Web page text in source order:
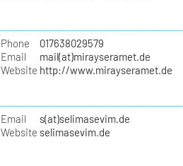
Phone
017638029579
Email
mail(at)mirayseramet.de
Website http://www.mirayseramet.de
Email
s(at)selimasevim.de
Website selimasevim.de